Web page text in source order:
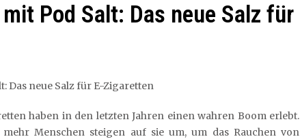
Pod Salt: Das neue Salz für
Das neue Salz für E-Zigaretten
haben in den letzten Jahren einen wahren Boom erlebt.
Menschen steigen auf sie um, um das Rauchen von